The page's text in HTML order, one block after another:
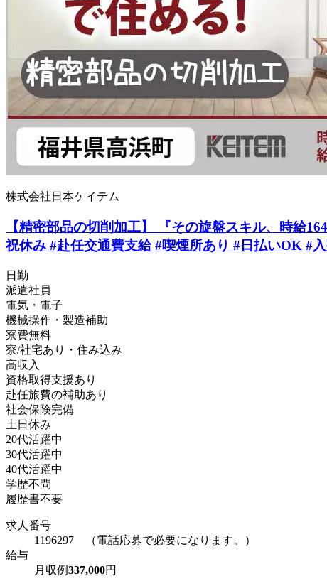
株式会社日本ケイテム
【精密部品の切削加工】 『その旋盤スキル、時給
祝休み #赴任交通費支給 #喫煙所あり #日払いOK #
日勤
派遣社員
電気・電子
機械操作・製造補助
寮費無料
寮/社宅あり・住み込み
高収入
資格取得支援あり
赴任旅費の補助あり
社会保険完備
土日休み
20代活躍中
30代活躍中
40代活躍中
学歴不問
履歴書不要
求人番号
1196297 （電話応募で必要になります。）
給与
月収例337,000円